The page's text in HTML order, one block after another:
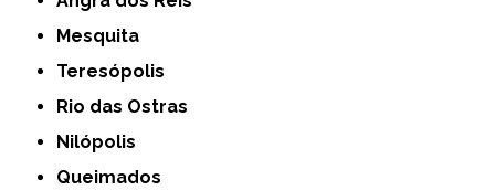
Mesquita
Teresópolis
Rio das Ostras
Nilópolis
Queimados